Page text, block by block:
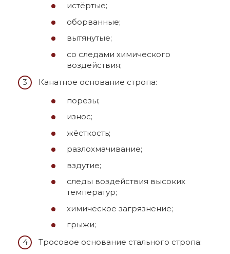
истёртые;
оборванные;
вытянутые;
со следами химического
воздействия;
Канатное основание стропа:
порезы;
износ;
жёсткость;
разлохмачивание;
вздутие;
следы воздействия высоких
температур;
химическое загрязнение;
грыжи;
Тросовое основание стального стропа: